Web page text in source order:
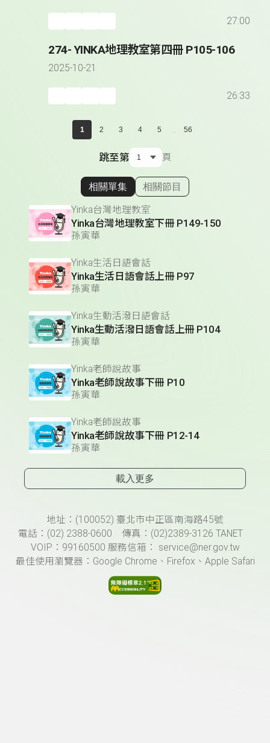
27:00
274- YINKA地理教室第四冊 P105-106
2025-10-21
26:33
1 2 3 4 5 ... 56
跳至第 頁
顯示相關單集
相關單集 相關節目
Yinka台灣地理教室
Yinka台灣地理教室下冊 P149-150
孫寅華
Yinka生活日語會話
Yinka生活日語會話上冊 P97
孫寅華
Yinka生動活潑日語會話
Yinka生動活潑日語會話上冊 P104
孫寅華
Yinka老師說故事
Yinka老師說故事下冊 P10
孫寅華
Yinka老師說故事
Yinka老師說故事下冊 P12-14
孫寅華
載入更多
頁尾資訊地址：(100052) 臺北市中正區南海路45號
電話：(02) 2388-0600 傳真：(02)2389-3126 TANET
VOIP：99160500 服務信箱： service@ner.gov.tw
最佳使用瀏覽器：Google Chrome、Firefox、Apple Safari